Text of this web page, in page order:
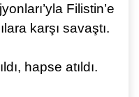
Filistin’e
karşı savaştı.
hapse atıldı.